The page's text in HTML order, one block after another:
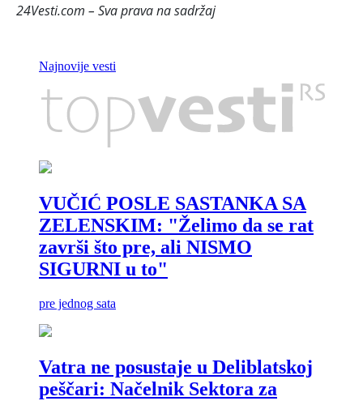
24Vesti.com – Sva prava na sadržaj